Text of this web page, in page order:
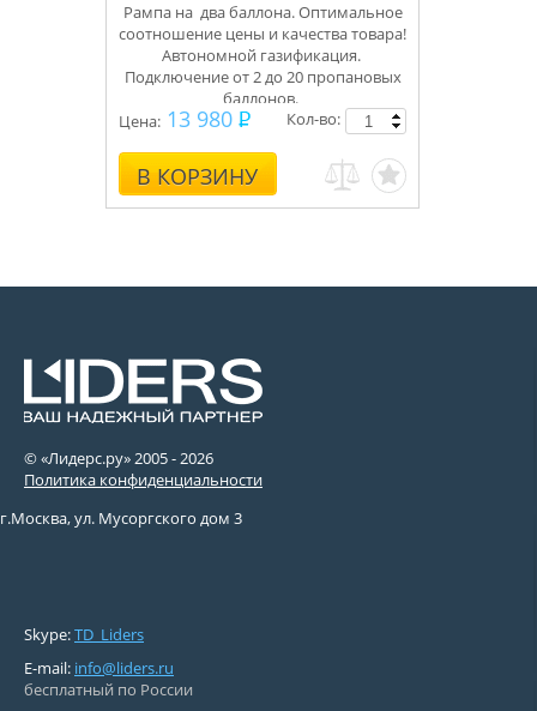
Рампа на два баллона.Оптимальное
соотношение цены и качества товара!
Автономной газификация.
Подключение от 2 до 20 пропановых
баллонов.
30-42 mbar
Цена: 13 980
В КОРЗИНУ
Кол-во:
© «Лидерс.ру» 2005 -2026
Политика конфиденциальности
г.Москва, ул. Мусоргского дом 3
Skype:TD_Liders
E-mail: info@liders.ru
бесплатный по России